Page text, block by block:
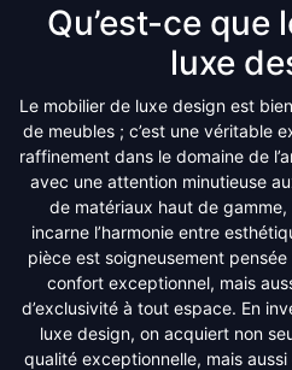
Qu’est-ce que
luxe
Le mobilier de luxe design est
de meubles ; c’est une véritable
raffinement dans le domaine de
avec une attention minutieuse
de matériaux haut de
incarne l’harmonie entre
pièce est soigneusement
confort exceptionnel, mais
d’exclusivité à tout espace. En
luxe design, on acquiert non
qualité exceptionnelle, mais